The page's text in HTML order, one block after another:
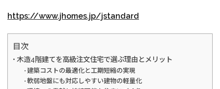
https://www.jhomes.jp/jstandard
目次
木造4階建てを高級注文住宅で選ぶ理由とメリット
建築コストの最適化と工期短縮の実現
軟弱地盤にも対応しやすい建物の軽量化